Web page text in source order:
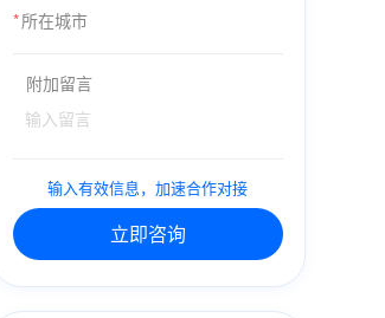
*所在城市
附加留言
输入有效信息，加速合作对接
立即咨询